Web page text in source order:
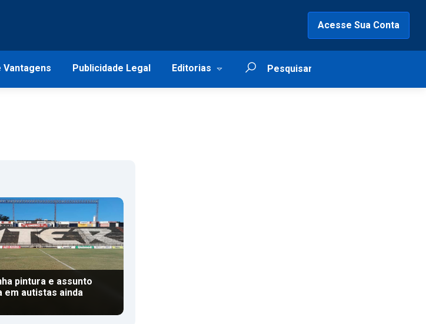
Acesse Sua Conta
Vantagens Publicidade Legal Editorias
pintura e assunto
em autistas ainda